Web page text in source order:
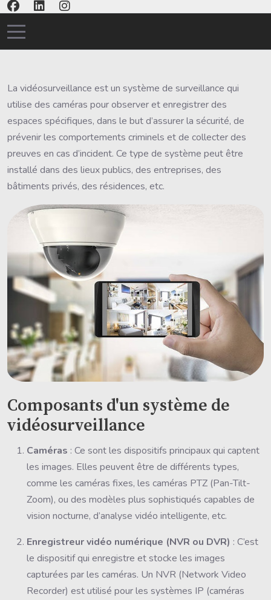
Mobile Menu Toggle
La vidéosurveillance est un système de surveillance qui
utilise des caméras pour observer et enregistrer des
espaces spécifiques, dans le but d’assurer la sécurité, de
prévenir les comportements criminels et de collecter des
preuves en cas d’incident. Ce type de système peut être
installé dans des lieux publics, des entreprises, des
bâtiments privés, des résidences, etc.
Composants d'un système de
vidéosurveillance
Caméras : Ce sont les dispositifs principaux qui captent
les images. Elles peuvent être de différents types,
comme les caméras fixes, les caméras PTZ (Pan-Tilt-
Zoom), ou des modèles plus sophistiqués capables de
vision nocturne, d’analyse vidéo intelligente, etc.
Enregistreur vidéo numérique (NVR ou DVR) : C’est
le dispositif qui enregistre et stocke les images
capturées par les caméras. Un NVR (Network Video
Recorder) est utilisé pour les systèmes IP (caméras